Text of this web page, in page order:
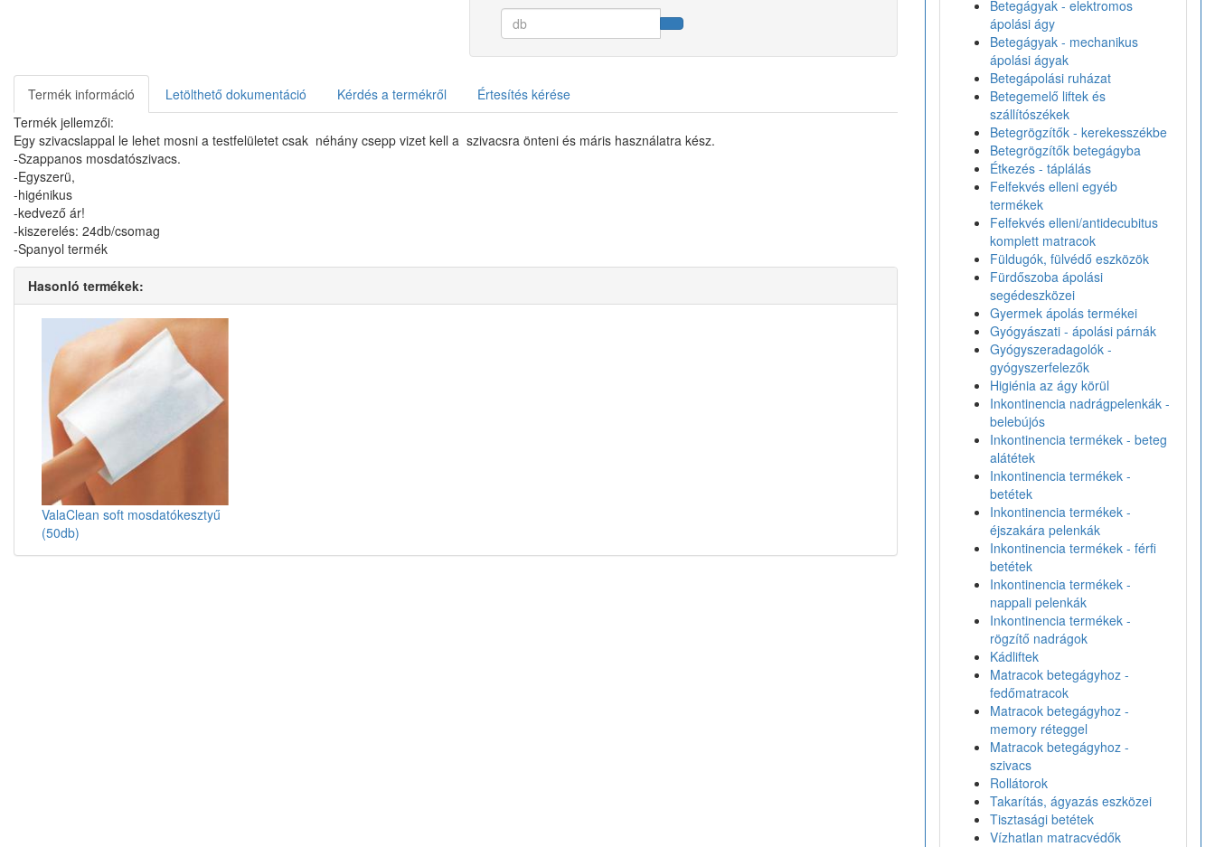
Termék információ Letölthető dokumentáció Kérdés a termékről
Értesítés kérése
Termék jellemzői:
Egy szivacslappal le lehet mosni a testfelületet csak néhány csepp vizet kell a szivacsra önteni és máris használatra kész.
-Szappanos mosdatószivacs.
-Egyszerü,
-higénikus
-kedvező ár!
-kiszerelés: 24db/csomag
-Spanyol termék
Hasonló termékek:
ValaClean soft mosdatókesztyű
(50db)
Betegágyak - elektromos
ápolási ágy
Betegágyak - mechanikus
ápolási ágyak
Betegápolási ruházat
Betegemelő liftek és
szállítószékek
Betegrögzítők - kerekesszékbe
Betegrögzítők betegágyba
Étkezés - táplálás
Felfekvés elleni egyéb
termékek
Felfekvés elleni/antidecubitus
komplett matracok
Füldugók, fülvédő eszközök
Fürdőszoba ápolási
segédeszközei
Gyermek ápolás termékei
Gyógyászati - ápolási párnák
Gyógyszeradagolók -
gyógyszerfelezők
Higiénia az ágy körül
Inkontinencia nadrágpelenkák -
belebújós
Inkontinencia termékek - beteg
alátétek
Inkontinencia termékek -
betétek
Inkontinencia termékek -
éjszakára pelenkák
Inkontinencia termékek - férfi
betétek
Inkontinencia termékek -
nappali pelenkák
Inkontinencia termékek -
rögzítő nadrágok
Kádliftek
Matracok betegágyhoz -
fedőmatracok
Matracok betegágyhoz -
memory réteggel
Matracok betegágyhoz -
szivacs
Rollátorok
Takarítás, ágyazás eszközei
Tisztasági betétek
Vízhatlan matracvédők